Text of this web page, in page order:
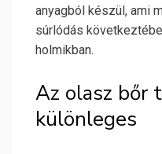
anyagból készül, ami
súrlódás
holmikban.
Az olasz bőr
különleges